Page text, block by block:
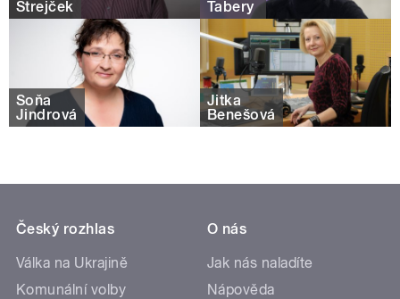
Strejček
Tabery
Soňa
Jindrová
Jitka
Benešová
Český rozhlas
Válka na Ukrajině
Komunální volby
O nás
Jak nás naladíte
Nápověda